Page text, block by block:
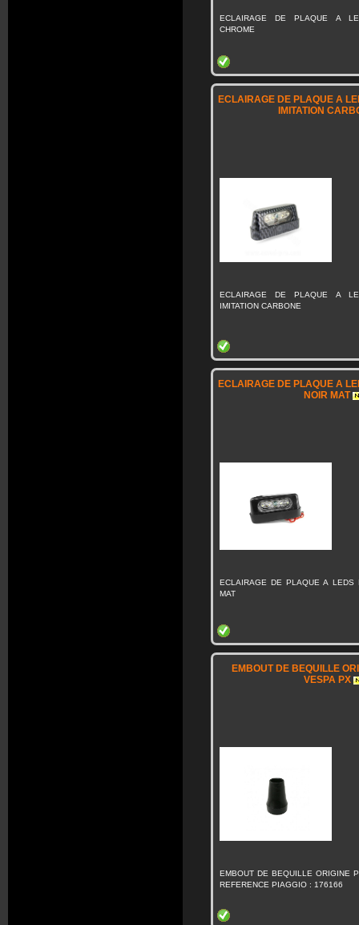
ECLAIRAGE DE PLAQUE A
CHROME
ECLAIRAGE DE PLAQUE A
IMITATION
ECLAIRAGE DE PLAQUE A
IMITATION CARBONE
ECLAIRAGE DE PLAQUE A
NOIR MAT
ECLAIRAGE DE PLAQUE A LEDS
MAT
EMBOUT DE BEQUILLE
VESPA PX
EMBOUT DE BEQUILLE ORIGINE
REFERENCE PIAGGIO : 176166